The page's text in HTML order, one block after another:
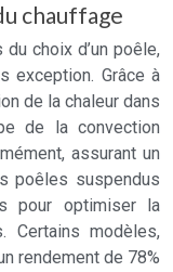
chauffage
choix d’un poêle,
exception. Grâce à
de la chaleur dans
de la convection
assurant un
poêles suspendus
pour optimiser la
Certains modèles,
rendement de 78%